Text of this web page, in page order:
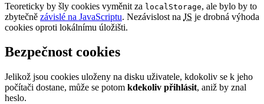
Teoreticky by šly cookies vyměnit za localStorage, ale bylo by to
zbytečně závislé na JavaScriptu. Nezávislost na JS je drobná výhoda
cookies oproti lokálnímu úložišti.
Bezpečnost cookies
Jelikož jsou cookies uloženy na disku uživatele, kdokoliv se k jeho
počítači dostane, může se potom kdekoliv přihlásit, aniž by znal
heslo.